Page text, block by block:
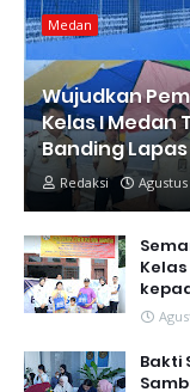
Medan
Wujudkan
Kelas I Medan
Banding
Redaksi Agustus
Bakti